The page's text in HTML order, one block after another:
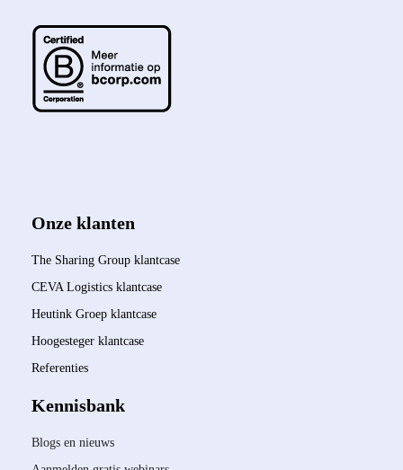
Onze klanten
The Sharing Group klantcase
CEVA Logistics klantcase
Heutink Groep klantcase
Hoogesteger klantcase
Referenties
Kennisbank
Blogs en nieuws